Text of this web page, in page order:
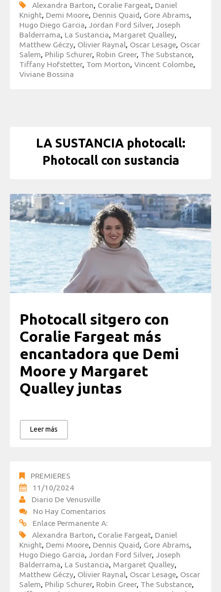
Alexandra Barton, Coralie Fargeat, Daniel
Knight, Demi Moore, Dennis Quaid, Gore Abrams,
Hugo Diego Garcia, Jordan Ford Silver, Joseph
Balderrama, La Sustancia, Margaret Qualley,
Matthew Géczy, Olivier Raynal, Oscar Lesage, Oscar
Salem, Philip Schurer, Robin Greer, The Substance,
Tiffany Hofstetter, Tom Morton, Vincent Colombe,
Viviane Bossina
LA SUSTANCIA photocall:
Photocall con sustancia
Photocall sitgero con
Coralie Fargeat más
encantadora que Demi
Moore y Margaret
Qualley juntas
Leer más
PREMIERES
11/10/2024
Diario De Venusville
No Hay Comentarios
Enlace Permanente A:
Alexandra Barton Coralie Fargeat Daniel
Knight Demi Moore Dennis Quaid Gore Abrams
Hugo Diego Garcia
Jordan Ford Silver,
Joseph
Balderrama La Sustancia Margaret Qualley
Matthew Géczy Olivier Raynal Oscar Lesage Oscar
Salem Philip Schurer, Robin Greer, The Substance